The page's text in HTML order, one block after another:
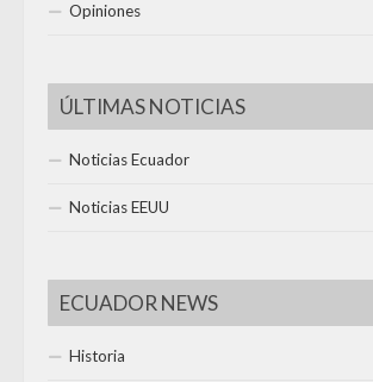
Opiniones
ÚLTIMAS NOTICIAS
Noticias Ecuador
Noticias EEUU
ECUADOR NEWS
Historia